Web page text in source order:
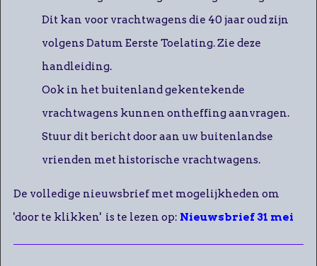
Dit kan voor vrachtwagens die 40 jaar oud zijn
volgens Datum Eerste Toelating. Zie deze
handleiding.
Ook in het buitenland gekentekende
vrachtwagens kunnen ontheffing aanvragen.
Stuur dit bericht door aan uw buitenlandse
vrienden met historische vrachtwagens.
De volledige nieuwsbrief met mogelijkheden om
'door te klikken' is te lezen op: Nieuwsbrief 31 mei